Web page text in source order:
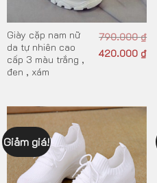
Giày cặp nam nữ
da tự nhiên cao
cấp 3 màu trắng ,
đen , xám
790.000₫
420.000 ₫
Giảm giá!